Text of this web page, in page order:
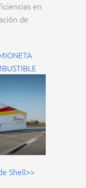
en
de
Shell>>